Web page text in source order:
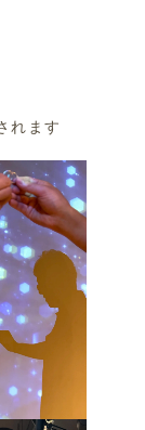
れます